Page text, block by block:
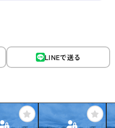
LINEで送る